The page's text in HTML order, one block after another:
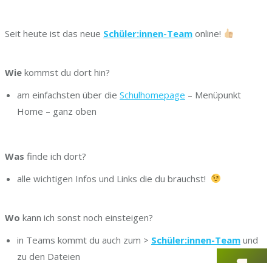
Seit heute ist das neue Schüler:innen-Team online!
Wie kommst du dort hin?
am einfachsten über die Schulhomepage – Menüpunkt
Home – ganz oben
Was finde ich dort?
alle wichtigen Infos und Links die du brauchst!
Wo kann ich sonst noch einsteigen?
in Teams kommt du auch zum > Schüler:innen-Team und
zu den Dateien